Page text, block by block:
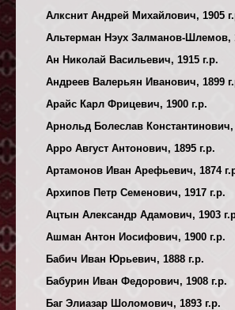
Алкснит Андрей Михайлович, 1905
Альтерман Нэух Залманов-Шлемов,
Ан Николай Васильевич, 1915 г.р.
Андреев Валерьян Иванович, 1899
Арайс Карл Фрицевич, 1900 г.р.
Арнольд Болеслав Константинович,
Арро Август Антонович, 1895 г.р.
Артамонов Иван Арефьевич, 1874
Архипов Петр Семенович, 1917 г.р.
Ацтын Александр Адамович, 1903
Ашман Антон Иосифович, 1900 г.р.
Бабич Иван Юрьевич, 1888 г.р.
Бабурин Иван Федорович, 1908 г.р.
Баг Элиазар Шоломович, 1893 г.р.